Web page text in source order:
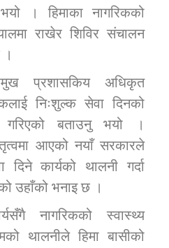
। हिमाका नागरिकको
राखेर शिविर संचालन
।
प्रशासकिय अधिकृत
निःशुल्क सेवा दिनको
गरिएको बताउनु भयो ।
आएको नयाँ सरकारले
कार्यको थालनी गर्दा
उहाँको भनाइ छ ।
नागरिकको स्वास्थ्य
थालनीले हिमा बासीको